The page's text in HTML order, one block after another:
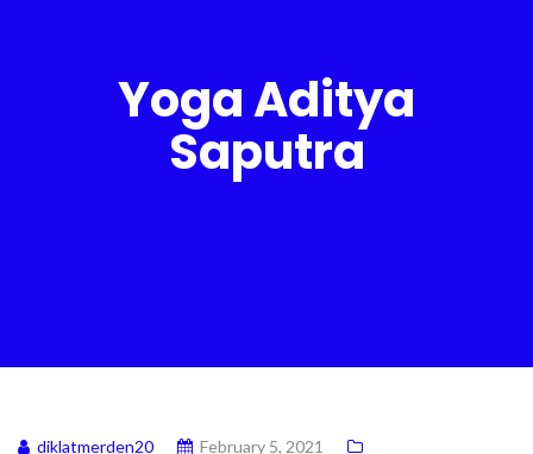
Yoga Aditya
Saputra
diklatmerden20 February 5, 2021